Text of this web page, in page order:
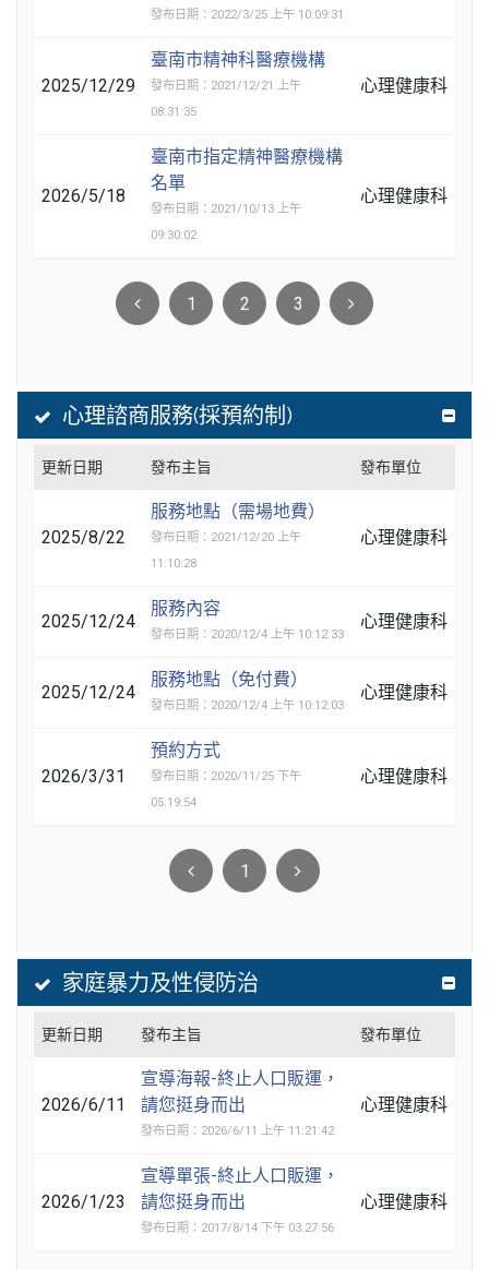
發布日期：2022/3/25 上午 10:09:31
2025/12/29
臺南市精神科醫療機構
發布日期：2021/12/21 上午
08:31:35
心理健康科
2026/5/18
臺南市指定精神醫療機構
名單
發布日期：2021/10/13 上午
09:30:02
心理健康科
1 2 3
心理諮商服務(採預約制)
更新日期 發布主旨 發布單位
2025/8/22
服務地點（需場地費）
發布日期：2021/12/20 上午
11:10:28
心理健康科
2025/12/24
服務內容
發布日期：2020/12/4 上午 10:12:33
心理健康科
2025/12/24
服務地點（免付費）
發布日期：2020/12/4 上午 10:12:03
心理健康科
2026/3/31
預約方式
發布日期：2020/11/25 下午
05:19:54
心理健康科
1
家庭暴力及性侵防治
更新日期 發布主旨 發布單位
2026/6/11
宣導海報-終止人口販運，
請您挺身而出
發布日期：2026/6/11 上午 11:21:42
心理健康科
2026/1/23
宣導單張-終止人口販運，
請您挺身而出
發布日期：2017/8/14 下午 03:27:56
心理健康科